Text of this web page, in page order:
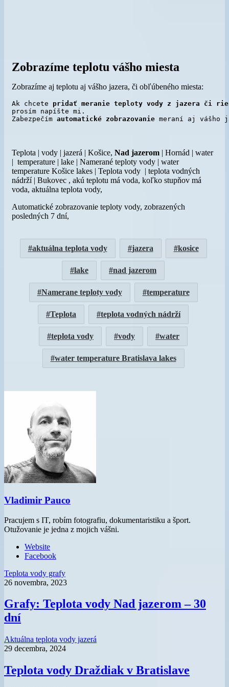
Zobrazíme teplotu vášho miesta
Zobrazíme aj teplotu aj vášho jazera, či obľúbeného miesta:
Ak chcete pridať meranie teploty vody z jazera či
prosím napíšte mi.
Zabezpečím automatické zobrazovanie meraní aj
Teplota | vody | jazerá | Košice, Nad jazerom | Hornád | water
| temperature | lake | Namerané teploty vody | water
temperature Košice lakes | Teplota vody | teplota vodných
nádrží | Bukovec , akú teplotu má voda, koľko stupňov má
voda, aktuálna teplota vody,
Automatické zobrazovanie teploty vody, zobrazených
posledných 7 dní,
aktuálna teplota vody jazera kosice
lake nad jazerom
Namerane teploty vody temperature
Teplota teplota vodných nádrží
teplota vody vody water
water temperature Bratislava lakes
Vladimir Pauco
Pracujem s IT, robím fotografiu, dokumentaristiku a šport.
Otužovanie je jedna z mojich vášni.
Website
Facebook
Teplota vody grafy
26 novembra, 2023
Grafy: Teplota vody Nad jazerom – 30
dní
Aktuálna teplota vody jazerá
29 decembra, 2024
Teplota vody Draždiak v Bratislave